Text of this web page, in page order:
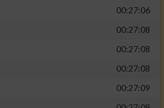
00:27:06
00:27:08
00:27:08
00:27:08
00:27:09